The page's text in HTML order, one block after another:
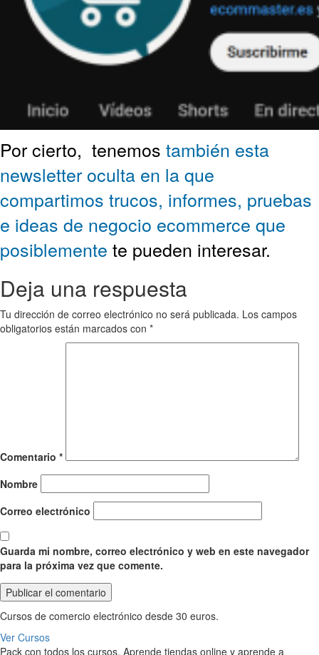
Por cierto, tenemos también esta
newsletter oculta en la que
compartimos trucos, informes, pruebas
e ideas de negocio ecommerce que
posiblemente te pueden interesar.
Deja una respuesta
Tu dirección de correo electrónico no será publicada. Los campos
obligatorios están marcados con *
Comentario *
Nombre
Correo electrónico
Guarda mi nombre, correo electrónico y web en este navegador
para la próxima vez que comente.
Cursos de comercio electrónico desde 30 euros.
Ver Cursos
Pack con todos los cursos. Aprende tiendas online y aprende a